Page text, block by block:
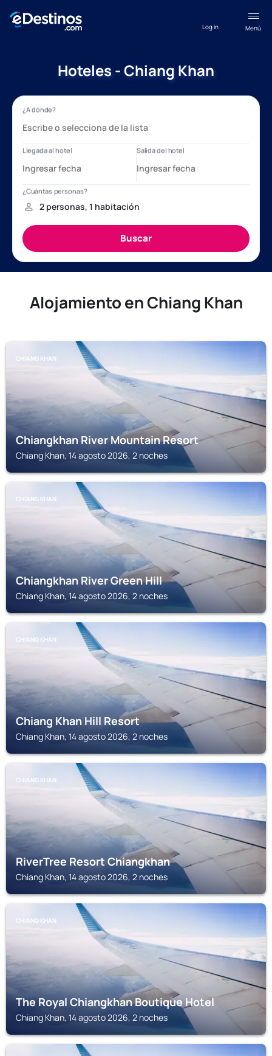
Menú
Log in
Hoteles - Chiang Khan
Alojamiento en Chiang Khan
CHIANG KHAN
Chiangkhan River Mountain Resort
Chiang Khan, 14 agosto 2026, 2 noches
CHIANG KHAN
Chiangkhan River Green Hill
Chiang Khan, 14 agosto 2026, 2 noches
CHIANG KHAN
Chiang Khan Hill Resort
Chiang Khan, 14 agosto 2026, 2 noches
CHIANG KHAN
RiverTree Resort Chiangkhan
Chiang Khan, 14 agosto 2026, 2 noches
CHIANG KHAN
The Royal Chiangkhan Boutique Hotel
Chiang Khan, 14 agosto 2026, 2 noches